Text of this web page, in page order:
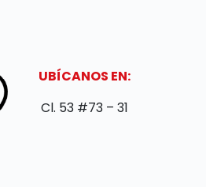
UBÍCANOS EN:
Cl. 53 #73 – 31